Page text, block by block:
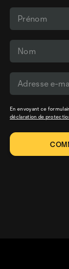
En envoyant ce
déclaration de